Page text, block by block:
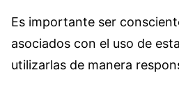
Es importante ser
asociados con el uso de
utilizarlas de manera